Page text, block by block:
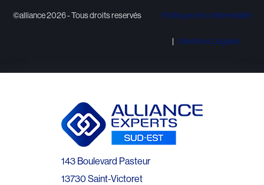
©alliance 2026 - Tous droits reservés Politique de confidentialité
Mentions Légales
143 Boulevard Pasteur
13730 Saint-Victoret